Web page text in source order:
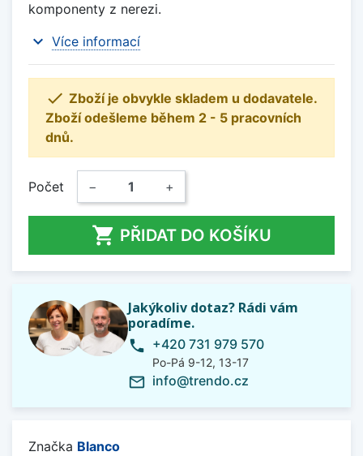
komponenty z nerezi.
expand_more Více informací
 Zboží je obvykle skladem u dodavatele.
Zboží odešleme během 2 - 5 pracovních
dnů.
Počet − +
 PŘIDAT DO KOŠÍKU
Jakýkoliv dotaz? Rádi vám
poradíme.
phone +420 731 979 570
Po-Pá 9-12, 13-17
mail_outline info@trendo.cz
Značka Blanco